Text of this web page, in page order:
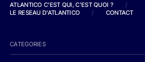
ATLANTICO C'EST QUI, C'EST QUOI ?
/
LE RESEAU D'ATLANTICO
/ CONTACT
CATEGORIES